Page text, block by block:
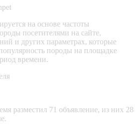
на основе частоты
посетителями на сайте,
и других параметрах, которые
породы на площадке
времени.
разместил 71 объявление, из них 28